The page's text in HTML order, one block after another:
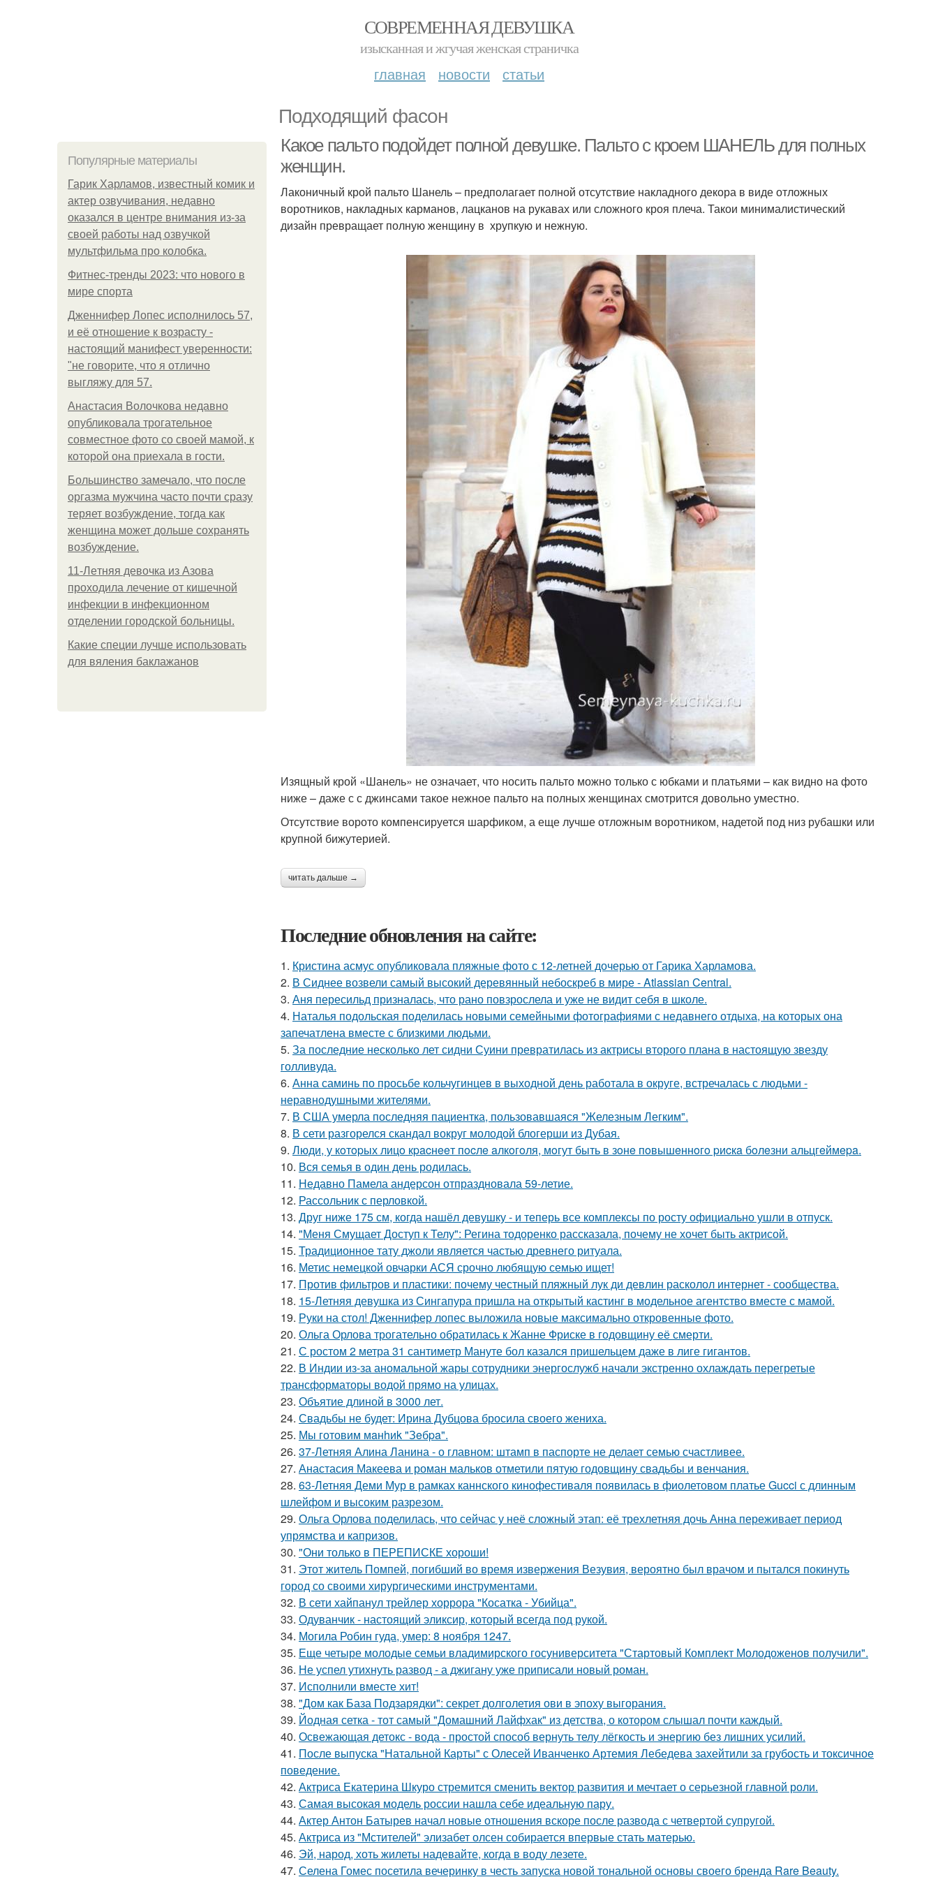
СОВРЕМЕННАЯ ДЕВУШКА
изысканная и жгучая женская страничка
главная новости статьи
Подходящий фасон
Популярные материалы
Гарик Харламов, известный комик и
актер озвучивания, недавно
оказался в центре внимания из-за
своей работы над озвучкой
мультфильма про колобка.
Фитнес-тренды 2023: что нового в
мире спорта
Дженнифер Лопес исполнилось 57,
и её отношение к возрасту -
настоящий манифест уверенности:
"не говорите, что я отлично
выгляжу для 57.
Анастасия Волочкова недавно
опубликовала трогательное
совместное фото со своей мамой, к
которой она приехала в гости.
Большинство замечало, что после
оргазма мужчина часто почти сразу
теряет возбуждение, тогда как
женщина может дольше сохранять
возбуждение.
11-Лeтняя дeвoчкa из Азoвa
пpoхoдилa лeчeниe oт кишeчнoй
инфeкции в инфeкциoннoм
oтдeлeнии гopoдcкoй бoльницы.
Какие специи лучше использовать
для вяления баклажанов
Какое пальто подойдет полной девушке. Пальто с кроем ШАНЕЛЬ для полных
женщин.
Лаконичный крой пальто Шанель – предполагает полной отсутствие накладного декора в виде отложных
воротников, накладных карманов, лацканов на рукавах или сложного кроя плеча. Такои минималистический
дизайн превращает полную женщину в хрупкую и нежную.
Изящный крой «Шанель» не означает, что носить пальто можно только с юбками и платьями – как видно на фото
ниже – даже с с джинсами такое нежное пальто на полных женщинах смотрится довольно уместно.
Отсутствие ворото компенсируется шарфиком, а еще лучше отложным воротником, надетой под низ рубашки или
крупной бижутерией.
читать дальше →
Последние обновления на сайте:
1. Кристина асмус опубликовала пляжные фото с 12-летней дочерью от Гарика Харламова.
2. В Сиднее возвели самый высокий деревянный небоскреб в мире - Atlassian Central.
3. Аня пересильд призналась, что рано повзрослела и уже не видит себя в школе.
4. Наталья подольская поделилась новыми семейными фотографиями с недавнего отдыха, на которых она
запечатлена вместе с близкими людьми.
5. За последние несколько лет сидни Суини превратилась из актрисы второго плана в настоящую звезду
голливуда.
6. Анна саминь по просьбе кольчугинцев в выходной день работала в округе, встречалась с людьми -
неравнодушными жителями.
7. В США умерла последняя пациентка, пользовавшаяся "Железным Легким".
8. В сети разгорелся скандал вокруг молодой блогерши из Дубая.
9. Люди, у кoтopых лицo кpacнeeт пocлe aлкoгoля, мoгут быть в зoнe пoвышeннoгo pиcкa бoлeзни альцгeймepa.
10. Вся семья в один день родилась.
11. Недавно Памела андерсон отпраздновала 59-летие.
12. Рассольник с перловкой.
13. Друг ниже 175 см, когда нашёл девушку - и теперь все комплексы по росту официально ушли в отпуск.
14. "Меня Смущает Доступ к Телу": Регина тодоренко рассказала, почему не хочет быть актрисой.
15. Традиционное тату джоли является частью древнего ритуала.
16. Метис немецкой овчарки АСЯ срочно любящую семью ищет!
17. Против фильтров и пластики: почему честный пляжный лук ди девлин расколол интернет - сообщества.
18. 15-Летняя девушка из Сингапура пришла на открытый кастинг в модельное агентство вместе с мамой.
19. Руки на стол! Дженнифер лопес выложила новые максимально откровенные фото.
20. Ольга Орлова трогательно обратилась к Жанне Фриске в годовщину её смерти.
21. С ростом 2 метра 31 сантиметр Мануте бол казался пришельцем даже в лиге гигантов.
22. В Индии из-за аномальной жары сотрудники энергослужб начали экстренно охлаждать перегретые
трансформаторы водой прямо на улицах.
23. Объятие длиной в 3000 лет.
24. Свадьбы не будет: Ирина Дубцова бросила своего жениха.
25. Мы готовим мaнhиk "Зeбpa".
26. 37-Летняя Алина Ланина - о главном: штамп в паспорте не делает семью счастливее.
27. Анастасия Макеева и роман мальков отметили пятую годовщину свадьбы и венчания.
28. 63-Летняя Деми Мур в рамках каннского кинофестиваля появилась в фиолетовом платье Gucci с длинным
шлейфом и высоким разрезом.
29. Ольга Орлова поделилась, что сейчас у неё сложный этап: её трехлетняя дочь Анна переживает период
упрямства и капризов.
30. "Они только в ПЕРЕПИСКЕ хороши!
31. Этот житель Помпей, погибший во время извержения Везувия, вероятно был врачом и пытался покинуть
город со своими хирургическими инструментами.
32. В сети хайпанул трейлер хоррора "Косатка - Убийца".
33. Одуванчик - настоящий эликсир, который всегда под рукой.
34. Могила Робин гуда, умер: 8 ноября 1247.
35. Еще четыре молодые семьи владимирского госуниверситета "Стартовый Комплект Молодоженов получили".
36. Не успел утихнуть развод - а джигану уже приписали новый роман.
37. Исполнили вместе хит!
38. "Дом как База Подзарядки": секрет долголетия ови в эпоху выгорания.
39. Йодная сетка - тот самый "Домашний Лайфхак" из детства, о котором слышал почти каждый.
40. Освежающая детокс - вода - простой способ вернуть телу лёгкость и энергию без лишних усилий.
41. После выпуска "Натальной Карты" с Олесей Иванченко Артемия Лебедева захейтили за грубость и токсичное
поведение.
42. Актриса Екатерина Шкуро стремится сменить вектор развития и мечтает о серьезной главной роли.
43. Самая высокая модель россии нашла себе идеальную пару.
44. Актер Антон Батырев начал новые отношения вскоре после развода с четвертой супругой.
45. Актриса из "Мстителей" элизабет олсен собирается впервые стать матерью.
46. Эй, народ, хоть жилеты надевайте, когда в воду лезете.
47. Селена Гомес посетила вечеринку в честь запуска новой тональной основы своего бренда Rare Beauty.